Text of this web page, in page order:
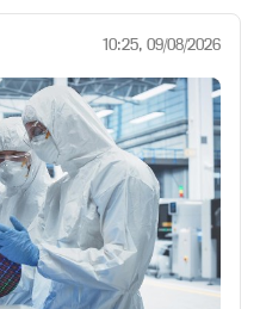
10:25, 09/08/2026